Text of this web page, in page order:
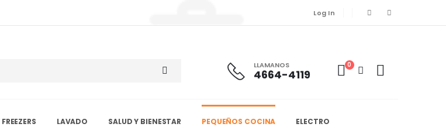
Log In
LLAMANOS
4664-4119
0
LAVADO SALUD Y BIENESTAR PEQUEÑOS COCINA ELECTRO